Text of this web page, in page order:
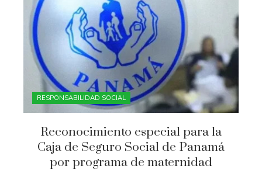
RESPONSABILIDAD SOCIAL
Reconocimiento especial para la
Caja de Seguro Social de Panamá
por programa de maternidad